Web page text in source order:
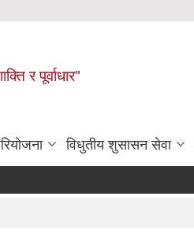
र पूर्वाधार"
विधुतीय शुसासन सेवा